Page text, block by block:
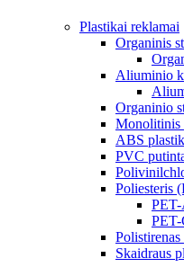
Plastikai reklamai
Organinis
Aliuminio
Organinio
Monolitinis
ABS
PVC
Poliesteris
PET-
PET-
Skaidraus